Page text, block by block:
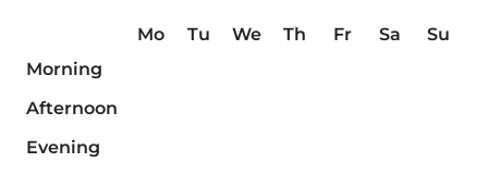
Mo Tu We Th Fr Sa
Su
Morning
Afternoon
Evening